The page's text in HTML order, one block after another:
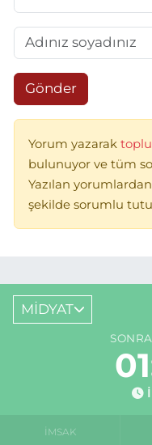
Gönder
Yorum yazarak
bulunuyor ve tüm
Yazılan
şekilde sorumlu
MİDYAT
İMSAK